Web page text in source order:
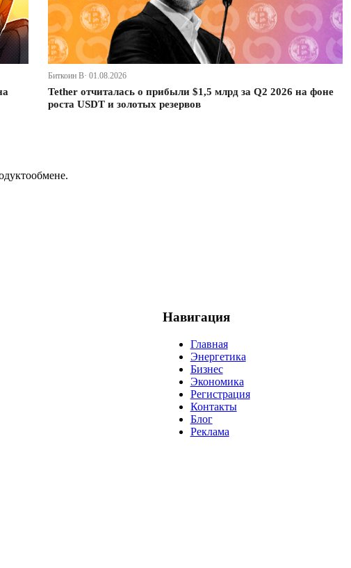
Биткоин В· 01.08.2026
Tether отчиталась о прибыли $1,5 млрд за Q2 2026 на фоне
роста USDT и золотых резервов
Навигация
Главная
Энергетика
Бизнес
Экономика
Регистрация
Контакты
Блог
Реклама